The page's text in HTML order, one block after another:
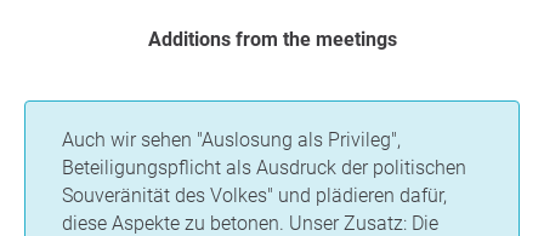
Additions from the meetings
Auch wir sehen "Auslosung als Privileg",
Beteiligungspflicht als Ausdruck der politischen
Souveränität des Volkes" und plädieren dafür,
diese Aspekte zu betonen. Unser Zusatz: Die